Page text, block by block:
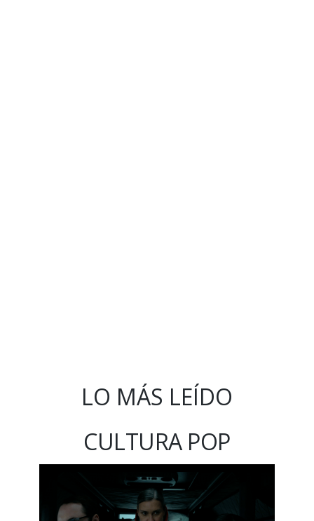
LO MÁS LEÍDO
CULTURA POP